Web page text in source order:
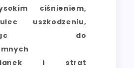
ciśnieniem,
uszkodzeniu,
do
i strat